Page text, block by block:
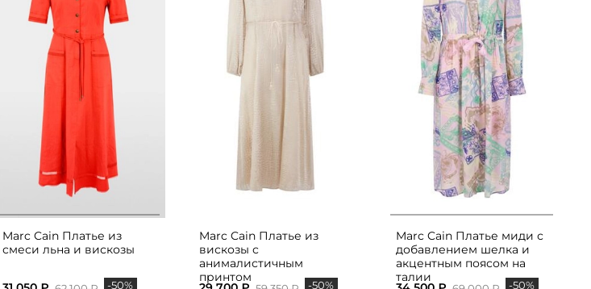
Marc Cain Платье из
смеси льна и вискозы
-50%
Marc Cain Платье из
вискозы с
анималистичным
принтом
-50%
Marc Cain Платье миди с
добавлением шелка и
акцентным поясом на
талии
-50%